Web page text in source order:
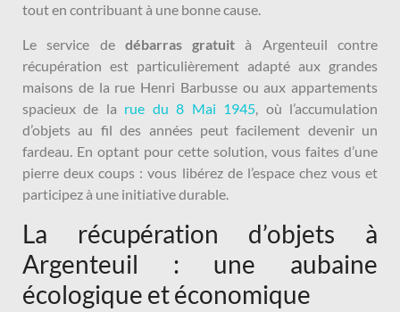
tout en contribuant à une bonne cause.
Le service de débarras gratuit à Argenteuil contre
récupération est particulièrement adapté aux grandes
maisons de la rue Henri Barbusse ou aux appartements
spacieux de la rue du 8 Mai 1945, où l’accumulation
d’objets au fil des années peut facilement devenir un
fardeau. En optant pour cette solution, vous faites d’une
pierre deux coups : vous libérez de l’espace chez vous et
participez à une initiative durable.
La récupération d’objets à
Argenteuil : une aubaine
écologique et économique